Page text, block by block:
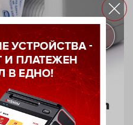
Safescan